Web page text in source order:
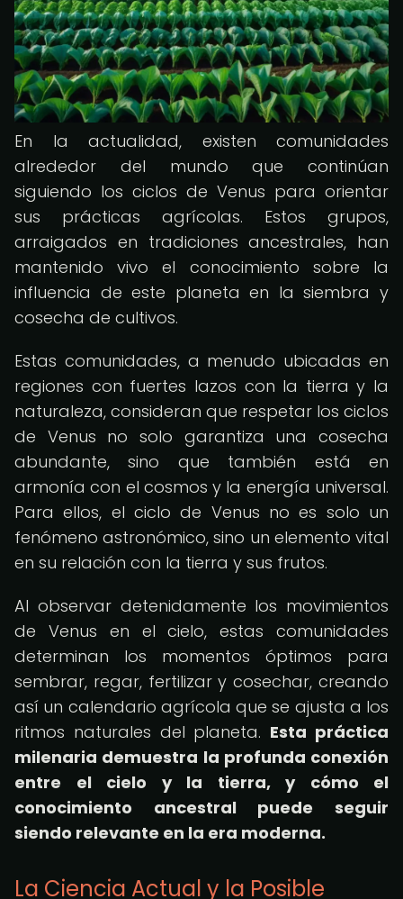
En la actualidad, existen comunidades
alrededor del mundo que continúan
siguiendo los ciclos de Venus para orientar
sus prácticas agrícolas. Estos grupos,
arraigados en tradiciones ancestrales, han
mantenido vivo el conocimiento sobre la
influencia de este planeta en la siembra y
cosecha de cultivos.
Estas comunidades, a menudo ubicadas en
regiones con fuertes lazos con la tierra y la
naturaleza, consideran que respetar los ciclos
de Venus no solo garantiza una cosecha
abundante, sino que también está en
armonía con el cosmos y la energía universal.
Para ellos, el ciclo de Venus no es solo un
fenómeno astronómico, sino un elemento vital
en su relación con la tierra y sus frutos.
Al observar detenidamente los movimientos
de Venus en el cielo, estas comunidades
determinan los momentos óptimos para
sembrar, regar, fertilizar y cosechar, creando
así un calendario agrícola que se ajusta a los
ritmos naturales del planeta. Esta práctica
milenaria demuestra la profunda conexión
entre el cielo y la tierra, y cómo el
conocimiento ancestral puede seguir
siendo relevante en la era moderna.
La Ciencia Actual y la Posible